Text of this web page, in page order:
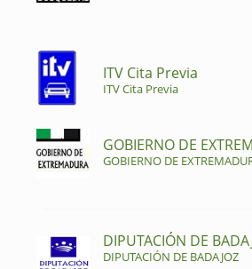
ITV Cita Previa
ITV Cita Previa
GOBIERNO DE
GOBIERNO DE
DIPUTACIÓN DE
DIPUTACIÓN DE BADAJOZ